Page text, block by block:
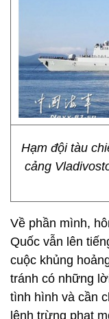
Hạm đội tàu
cảng
Về phần mình,
Quốc vẫn lên
cuộc khủng
tránh có những
tình hình và cần
lệnh trừng phạt